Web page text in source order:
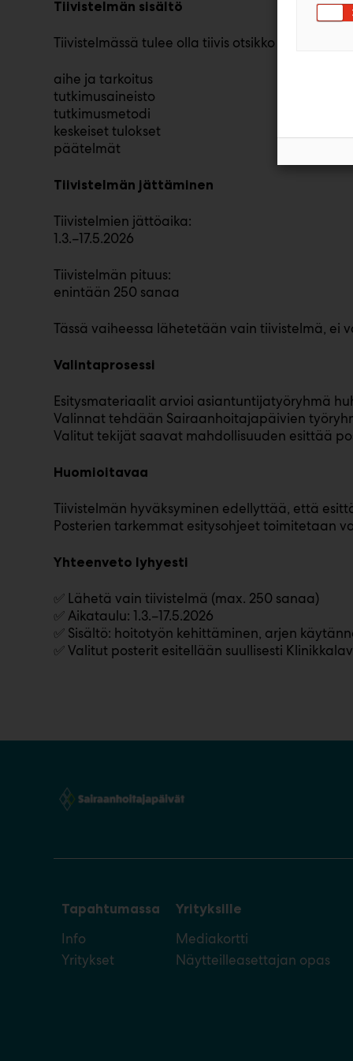
Tiivistelmän sisältö
Tiivistelmässä tulee olla tiivis otsikko sekä
aihe ja tarkoitus
tutkimusaineisto
tutkimusmetodi
keskeiset tulokset
päätelmät
Tiivistelmän jättäminen
Tiivistelmien jättöaika:
1.3.–17.5.2026
Tiivistelmän pituus:
enintään 250 sanaa
Tässä vaiheessa lähetetään vain tiivistelmä, ei
Valintaprosessi
Esitysmateriaalit arvioi asiantuntijatyöryhmä
Valinnat tehdään Sairaanhoitajapäivien
Valitut tekijät saavat mahdollisuuden esittää
Huomioitavaa
Tiivistelmän hyväksyminen edellyttää, että
Posterien tarkemmat esitysohjeet toimitetaan
Yhteenveto lyhyesti
✅ Lähetä vain tiivistelmä (max. 250 sanaa)
✅ Aikataulu: 1.3.–17.5.2026
✅ Sisältö: hoitotyön kehittäminen, arjen
✅ Valitut posterit esitellään suullisesti
Tapahtumassa
Info
Yritykset
Yrityksille
Mediakortti
Näytteilleasettajan opas